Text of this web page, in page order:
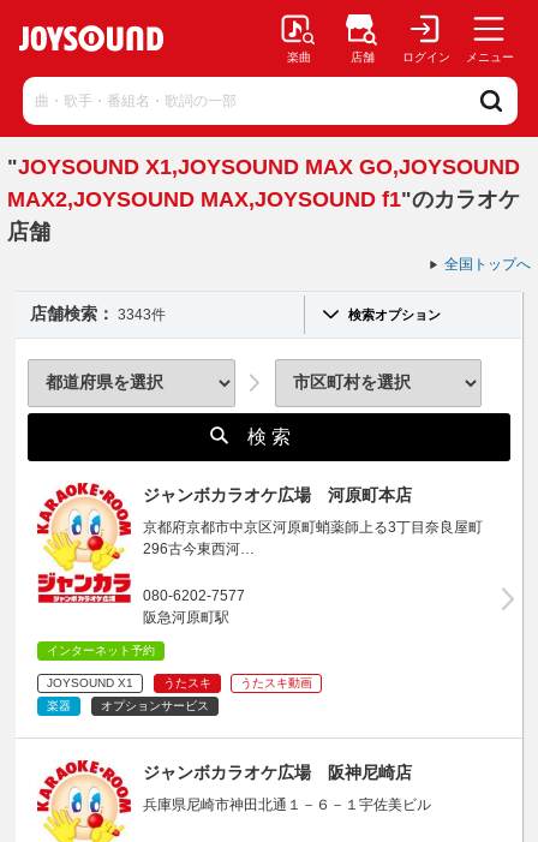
楽曲 店舗 ログイン メニュー
"JOYSOUND X1,JOYSOUND MAX GO,JOYSOUND
MAX2,JOYSOUND MAX,JOYSOUND f1"のカラオケ
店舗
全国トップへ
店舗検索： 3343件 検索オプション
検 索
ジャンボカラオケ広場 河原町本店
京都府京都市中京区河原町蛸薬師上る3丁目奈良屋町
296古今東西河…
080-6202-7577
阪急河原町駅
インターネット予約
JOYSOUND X1 うたスキ
うたスキ動画
楽器
オプションサービス
ジャンボカラオケ広場 阪神尼崎店
兵庫県尼崎市神田北通１－６－１宇佐美ビル